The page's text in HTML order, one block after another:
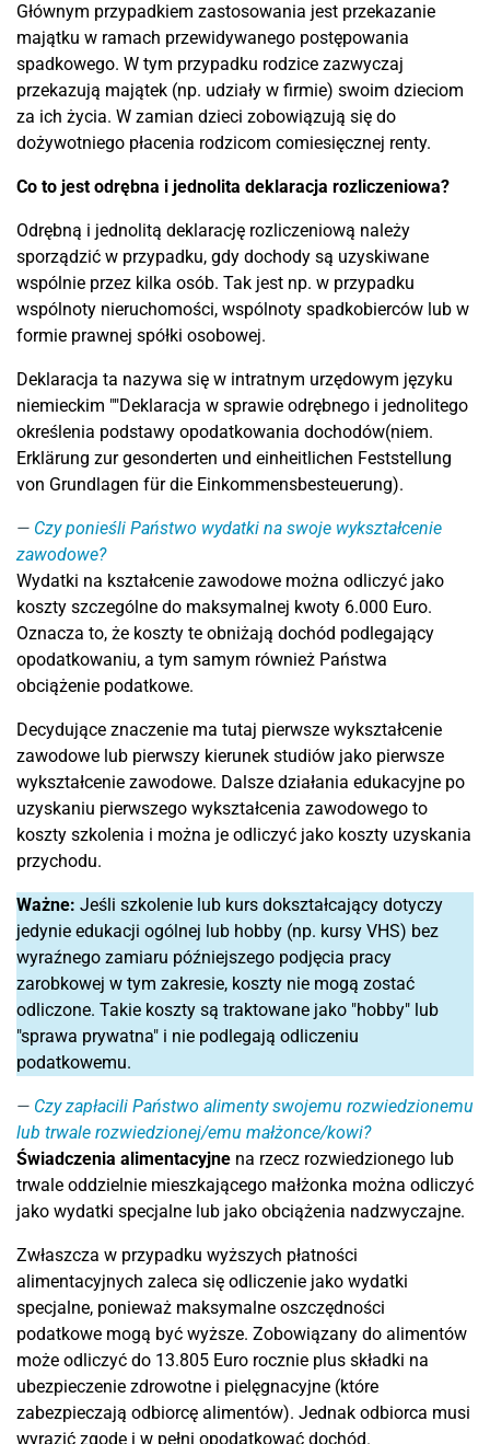
Głównym przypadkiem zastosowania jest przekazanie
majątku w ramach przewidywanego postępowania
spadkowego. W tym przypadku rodzice zazwyczaj
przekazują majątek (np. udziały w firmie) swoim dzieciom
za ich życia. W zamian dzieci zobowiązują się do
dożywotniego płacenia rodzicom comiesięcznej renty.
Co to jest odrębna i jednolita deklaracja rozliczeniowa?
Odrębną i jednolitą deklarację rozliczeniową należy
sporządzić w przypadku, gdy dochody są uzyskiwane
wspólnie przez kilka osób. Tak jest np. w przypadku
wspólnoty nieruchomości, wspólnoty spadkobierców lub w
formie prawnej spółki osobowej.
Deklaracja ta nazywa się w intratnym urzędowym języku
niemieckim ""Deklaracja w sprawie odrębnego i jednolitego
określenia podstawy opodatkowania dochodów(niem.
Erklärung zur gesonderten und einheitlichen Feststellung
von Grundlagen für die Einkommensbesteuerung).
Czy ponieśli Państwo wydatki na swoje wykształcenie
zawodowe?
Wydatki na kształcenie zawodowe można odliczyć jako
koszty szczególne do maksymalnej kwoty 6.000 Euro.
Oznacza to, że koszty te obniżają dochód podlegający
opodatkowaniu, a tym samym również Państwa
obciążenie podatkowe.
Decydujące znaczenie ma tutaj pierwsze wykształcenie
zawodowe lub pierwszy kierunek studiów jako pierwsze
wykształcenie zawodowe. Dalsze działania edukacyjne po
uzyskaniu pierwszego wykształcenia zawodowego to
koszty szkolenia i można je odliczyć jako koszty uzyskania
przychodu.
Ważne: Jeśli szkolenie lub kurs dokształcający dotyczy
jedynie edukacji ogólnej lub hobby (np. kursy VHS) bez
wyraźnego zamiaru późniejszego podjęcia pracy
zarobkowej w tym zakresie, koszty nie mogą zostać
odliczone. Takie koszty są traktowane jako "hobby" lub
"sprawa prywatna" i nie podlegają odliczeniu
podatkowemu.
Czy zapłacili Państwo alimenty swojemu rozwiedzionemu
lub trwale rozwiedzionej/emu małżonce/kowi?
Świadczenia alimentacyjne na rzecz rozwiedzionego lub
trwale oddzielnie mieszkającego małżonka można odliczyć
jako wydatki specjalne lub jako obciążenia nadzwyczajne.
Zwłaszcza w przypadku wyższych płatności
alimentacyjnych zaleca się odliczenie jako wydatki
specjalne, ponieważ maksymalne oszczędności
podatkowe mogą być wyższe. Zobowiązany do alimentów
może odliczyć do 13.805 Euro rocznie plus składki na
ubezpieczenie zdrowotne i pielęgnacyjne (które
zabezpieczają odbiorcę alimentów). Jednak odbiorca musi
wyrazić zgodę i w pełni opodatkować dochód.